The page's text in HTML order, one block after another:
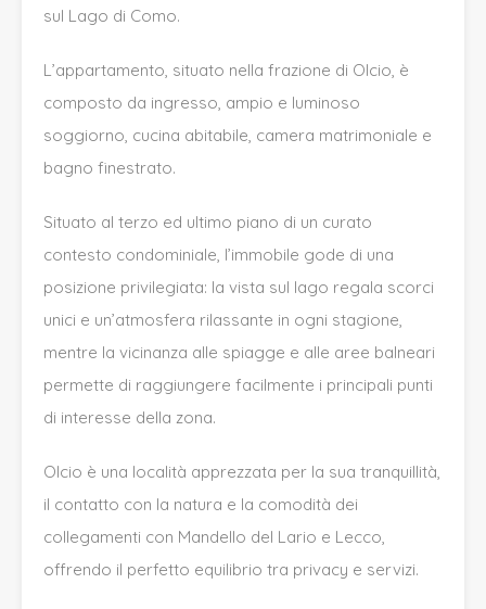
sul Lago di Como.
L’appartamento, situato nella frazione di Olcio, è
composto da ingresso, ampio e luminoso
soggiorno, cucina abitabile, camera matrimoniale e
bagno finestrato.
Situato al terzo ed ultimo piano di un curato
contesto condominiale, l’immobile gode di una
posizione privilegiata: la vista sul lago regala scorci
unici e un’atmosfera rilassante in ogni stagione,
mentre la vicinanza alle spiagge e alle aree balneari
permette di raggiungere facilmente i principali punti
di interesse della zona.
Olcio è una località apprezzata per la sua tranquillità,
il contatto con la natura e la comodità dei
collegamenti con Mandello del Lario e Lecco,
offrendo il perfetto equilibrio tra privacy e servizi.